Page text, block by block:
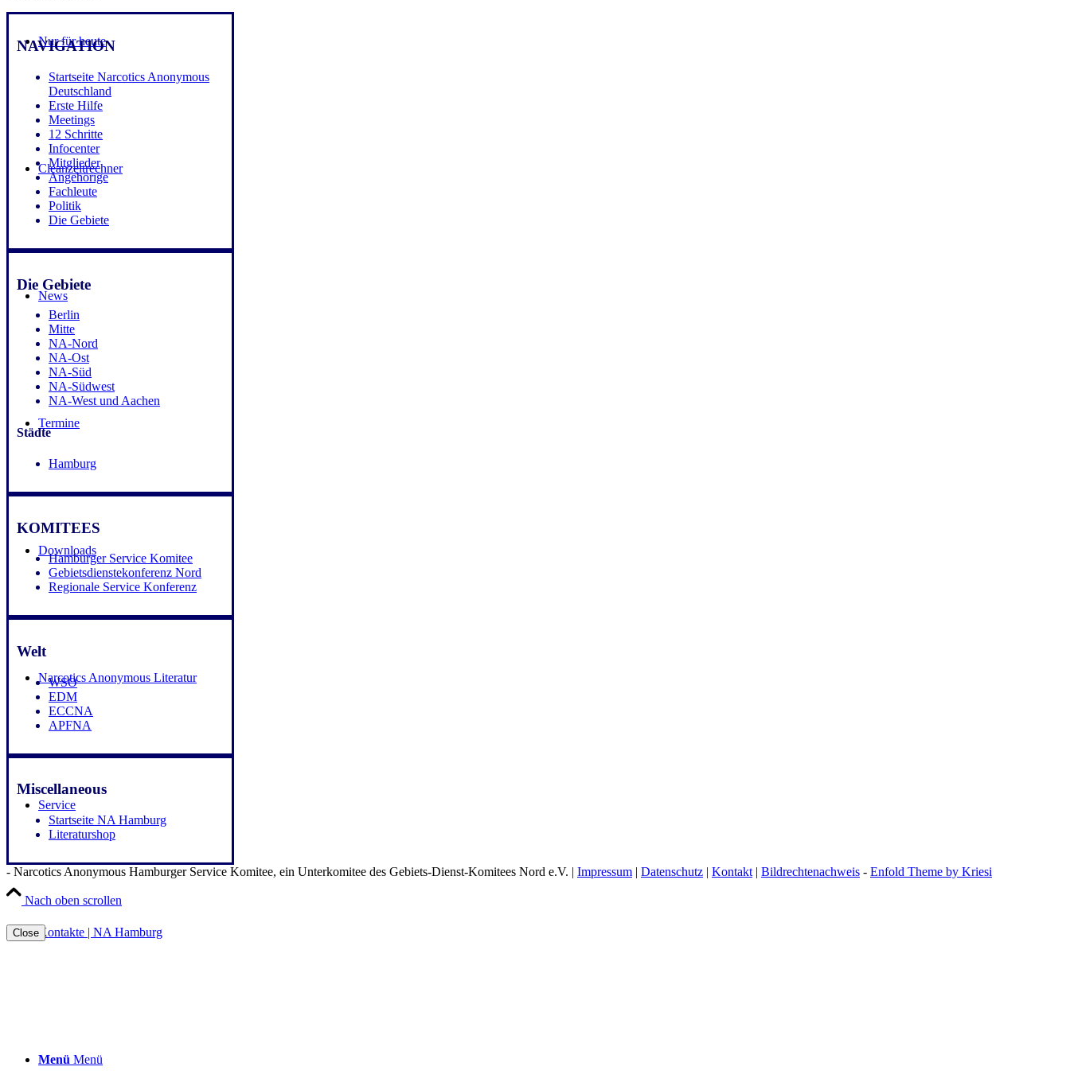
Nur für heute
Cleanzeitrechner
News
Termine
Downloads
Narcotics Anonymous Literatur
Service
Kontakte | NA Hamburg
Menü Menü
NAVIGATION
Startseite Narcotics Anonymous
Deutschland
Erste Hilfe
Meetings
12 Schritte
Infocenter
Mitglieder
Angehörige
Fachleute
Politik
Die Gebiete
Die Gebiete
Berlin
Mitte
NA-Nord
NA-Ost
NA-Süd
NA-Südwest
NA-West und Aachen
Städte
Hamburg
KOMITEES
Hamburger Service Komitee
Gebietsdienstekonferenz Nord
Regionale Service Konferenz
Welt
WSO
EDM
ECCNA
APFNA
Miscellaneous
Startseite NA Hamburg
Literaturshop
- Narcotics Anonymous Hamburger Service Komitee, ein Unterkomitee des Gebiets-Dienst-Komitees Nord e.V. | Impressum | Datenschutz | Kontakt | Bildrechtenachweis - Enfold Theme by Kriesi
Nach oben scrollen
Close